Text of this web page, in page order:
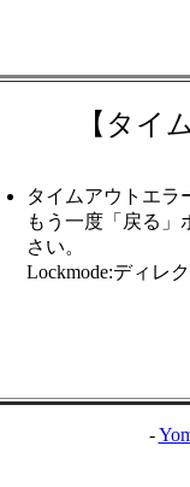
【タイ
タイムアウトエラ
もう一度「戻る」
さい。
Lockmode:ディレ
-